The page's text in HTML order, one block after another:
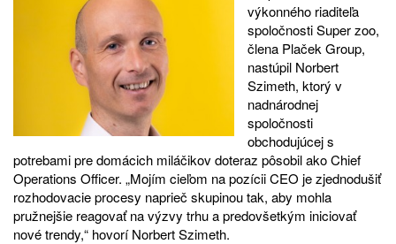
výkonného riaditeľa
spoločnosti Super zoo,
člena Plaček Group,
nastúpil Norbert
Szimeth, ktorý v
nadnárodnej
spoločnosti
obchodujúcej s
potrebami pre domácich miláčikov doteraz pôsobil ako Chief
Operations Officer. „Mojím cieľom na pozícii CEO je zjednodušiť
rozhodovacie procesy naprieč skupinou tak, aby mohla
pružnejšie reagovať na výzvy trhu a predovšetkým iniciovať
nové trendy,“ hovorí Norbert Szimeth.